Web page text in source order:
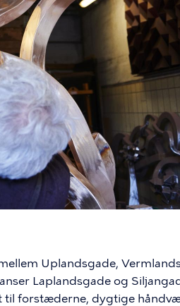
Uplandsgade,
Laplandsgade og
til forstæderne, dygtige